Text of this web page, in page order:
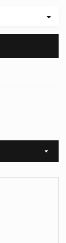
Sort